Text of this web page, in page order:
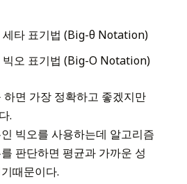
세타 표기법 (Big-θ Notation)
빅오 표기법 (Big-O Notation)
면 가장 정확하고 좋겠지만
.
빅오를 사용하는데 알고리즘
판단하면 평균과 가까운 성
때문이다.